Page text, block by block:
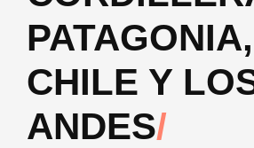
PATAGONIA,
CHILE Y
ANDES